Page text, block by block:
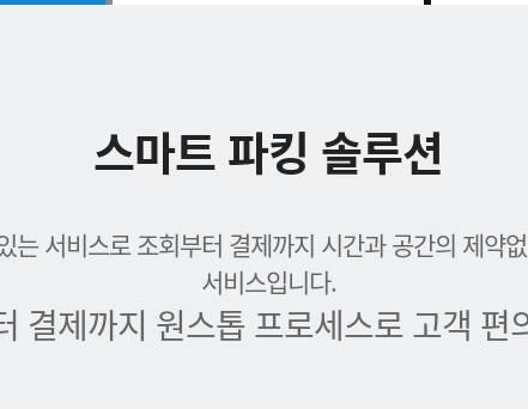
스마트 파킹 솔루션
서비스로 조회부터 결제까지 시간과 공간의 제약
서비스입니다.
결제까지 원스톱 프로세스로 고객 편